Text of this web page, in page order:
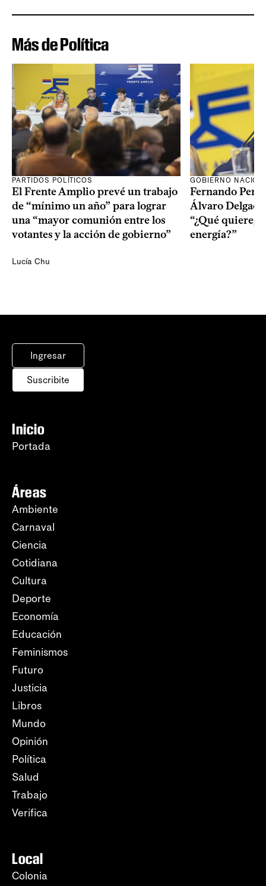
Más de Política
PARTIDOS POLÍTICOS
El Frente Amplio prevé un trabajo
de “mínimo un año” para lograr
una “mayor comunión entre los
votantes y la acción de gobierno”
Lucía Chu
GOBIERNO
Fernando
Álvaro
“¿Qué quiere,
energía?”
Ingresar
Suscribite
Inicio
Portada
Áreas
Ambiente
Carnaval
Ciencia
Cotidiana
Cultura
Deporte
Economía
Educación
Feminismos
Futuro
Justicia
Libros
Mundo
Opinión
Política
Salud
Trabajo
Verifica
Local
Colonia